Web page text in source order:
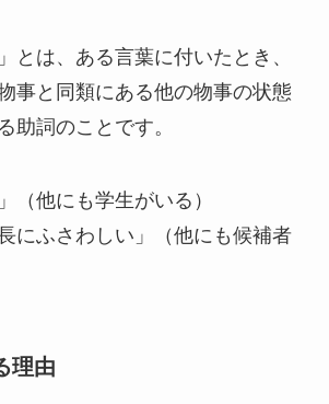
とは、ある言葉に付いたとき、
事と同類にある他の物事の状態
助詞のことです。
（他にも学生がいる）
にふさわしい」（他にも候補者
理由